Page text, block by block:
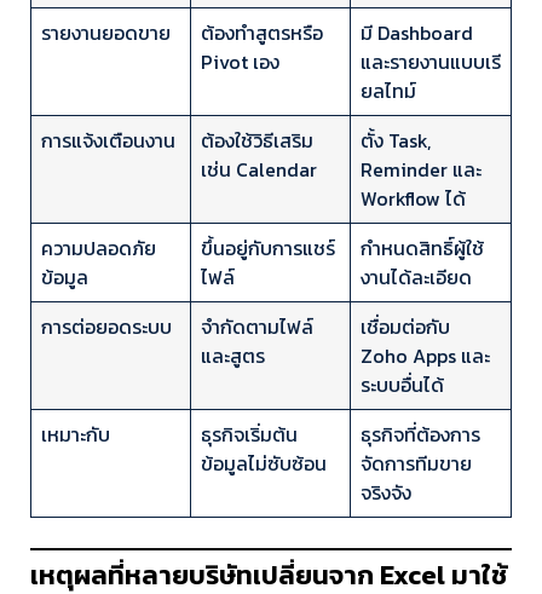
รายงานยอดขาย
ต้องทำสูตรหรือ
Pivot เอง
มี Dashboard
และรายงานแบบเรี
ยลไทม์
การแจ้งเตือนงาน
ต้องใช้วิธีเสริม
เช่น Calendar
ตั้ง Task,
Reminder และ
Workflow ได้
ความปลอดภัย
ข้อมูล
ขึ้นอยู่กับการแชร์
ไฟล์
กำหนดสิทธิ์ผู้ใช้
งานได้ละเอียด
การต่อยอดระบบ
จำกัดตามไฟล์
และสูตร
เชื่อมต่อกับ
Zoho Apps และ
ระบบอื่นได้
เหมาะกับ
ธุรกิจเริ่มต้น
ข้อมูลไม่ซับซ้อน
ธุรกิจที่ต้องการ
จัดการทีมขาย
จริงจัง
เหตุผลที่หลายบริษัทเปลี่ยนจาก Excel มาใช้